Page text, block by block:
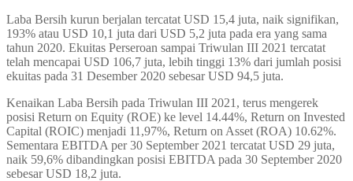
Laba Bersih kurun berjalan tercatat USD 15,4 juta, naik signifikan,
193% atau USD 10,1 juta dari USD 5,2 juta pada era yang sama
tahun 2020. Ekuitas Perseroan sampai Triwulan III 2021 tercatat
telah mencapai USD 106,7 juta, lebih tinggi 13% dari jumlah posisi
ekuitas pada 31 Desember 2020 sebesar USD 94,5 juta.
Kenaikan Laba Bersih pada Triwulan III 2021, terus mengerek
posisi Return on Equity (ROE) ke level 14.44%, Return on Invested
Capital (ROIC) menjadi 11,97%, Return on Asset (ROA) 10.62%.
Sementara EBITDA per 30 September 2021 tercatat USD 29 juta,
naik 59,6% dibandingkan posisi EBITDA pada 30 September 2020
sebesar USD 18,2 juta.